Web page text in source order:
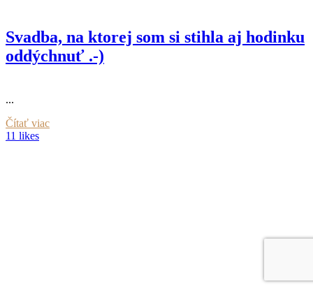
Svadba, na ktorej som si stihla aj hodinku
oddýchnuť .-)
...
Čítať viac
11 likes